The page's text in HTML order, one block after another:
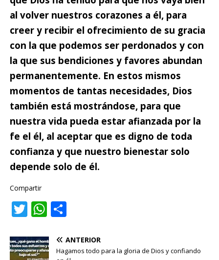
al volver nuestros corazones a él, para
creer y recibir el ofrecimiento de su gracia
con la que podemos ser perdonados y con
la que sus bendiciones y favores abundan
permanentemente. En estos mismos
momentos de tantas necesidades, Dios
también está mostrándose, para que
nuestra vida pueda estar afianzada por la
fe el él, al aceptar que es digno de toda
confianza y que nuestro bienestar solo
depende solo de él.
Compartir
T
it
W
at m
ANTERIOR
Hagamos todo para la gloria de Dios y confiando